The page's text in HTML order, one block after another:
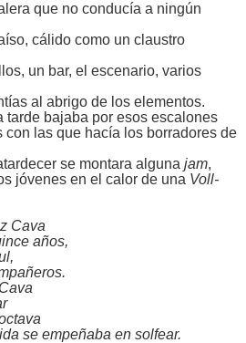
que no conducía a ningún
cálido como un claustro
un bar, el escenario, varios
al abrigo de los elementos.
tarde bajaba por esos escalones
con las que hacía los borradores de
se montara alguna jam,
jóvenes en el calor de una Voll-
Cava
años,
se empeñaba en solfear.